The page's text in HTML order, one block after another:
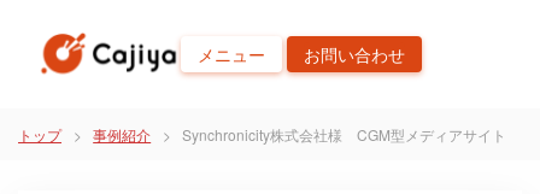
メニュー お問い合わせ
トップ 事例紹介 Synchronicity株式会社様 CGM型メディアサイト